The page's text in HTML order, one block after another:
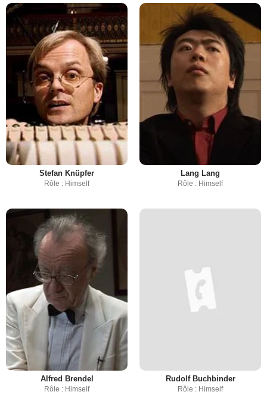
Stefan Knüpfer
Rôle : Himself
Lang Lang
Rôle : Himself
Alfred Brendel
Rôle : Himself
Rudolf Buchbinder
Rôle : Himself